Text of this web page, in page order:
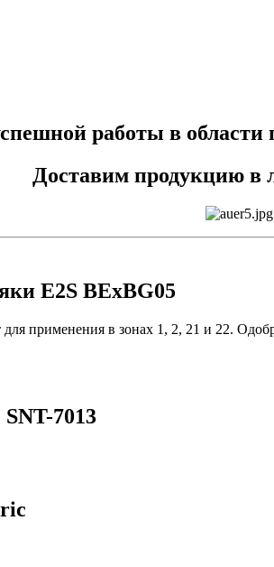
работы в
Доставим продукцию в
E2S BExBG05
применения в зонах 1, 2, 21 и 22.
7013